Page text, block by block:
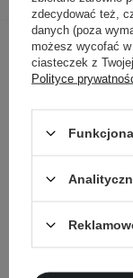
Inni
zdecydować też,
danych (poza
możesz wycofać
ciasteczek z
Polityce